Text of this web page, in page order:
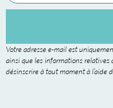
Votre adresse e-mail est
ainsi que les informations relatives
désinscrire à tout moment à